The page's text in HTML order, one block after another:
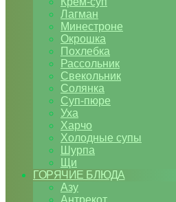
Лагман
Минестроне
Окрошка
Похлебка
Рассольник
Свекольник
Солянка
Суп-пюре
Уха
Харчо
Холодные супы
Шурпа
Щи
ГОРЯЧИЕ БЛЮДА
Азу
Антрекот